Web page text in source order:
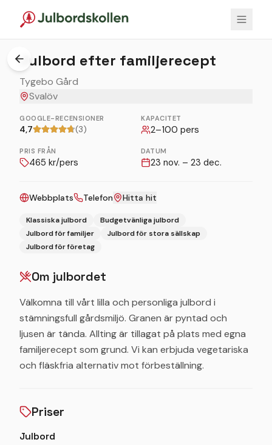
Julbord efter familjerecept
Tygebo Gård
Svalöv
GOOGLE-RECENSIONER
4,7 (3)
KAPACITET
2–100 pers
PRIS FRÅN
465 kr/pers
DATUM
23 nov. – 23 dec.
Webbplats Telefon Hitta hit
Klassiska julbord
Budgetvänliga julbord
Julbord för familjer
Julbord för stora sällskap
Julbord för företag
Om julbordet
Välkomna till vårt lilla och personliga julbord i
stämningsfull gårdsmiljö. Granen är pyntad och
ljusen är tända. Allting är tillagat på plats med egna
familjerecept som grund. Vi kan erbjuda vegetariska
och fläskfria alternativ mot förbeställning.
Priser
Julbord